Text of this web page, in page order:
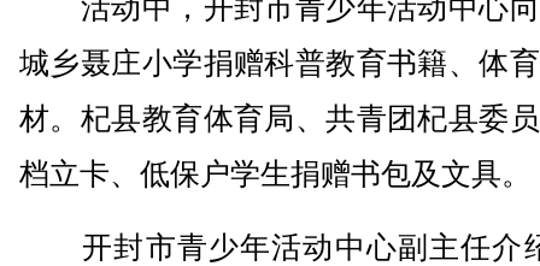
活动中，开封市青少年活动中心
城乡聂庄小学捐赠科普教育书籍、体
材。杞县教育体育局、共青团杞县委
档立卡、低保户学生捐赠书包及文具。
开封市青少年活动中心副主任介